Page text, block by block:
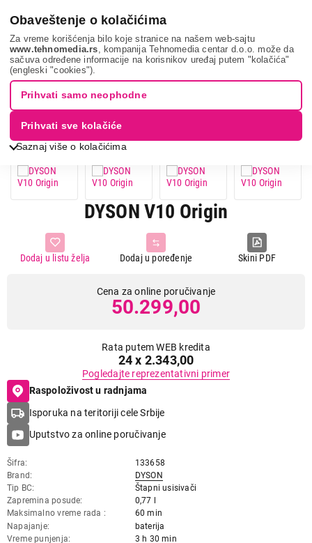
Obaveštenje o kolačićima
Za vreme korišćenja bilo koje stranice na našem web-sajtu
www.tehnomedia.rs , kompanija Tehnomedia centar d.o.o. može da
sačuva određene informacije na korisnikov uređaj putem "kolačića"
(engleski "cookies").
Saznaj više o kolačićima
Prihvati samo neophodne
Prihvati sve kolačiće
Mali kućni aparati Usisivači Štapni usisivači
Dyson v10
origi...
DYSON V10 Origin
Skini PDF
Dodaj u poređenje
Dodaj u listu želja
Cena za online poručivanje
50.299,00
Rata putem WEB kredita
24 x 2.343,00
Pogledajte reprezentativni primer
Raspoloživost u radnjama
Isporuka na teritoriji cele Srbije
Uputstvo za online poručivanje
Šifra
133658
Brand
DYSON
Tip BC
Štapni usisivači
Zapremina posude
0,77 l
Maksimalno vreme rada
60 min
Napajanje
baterija
Vreme punjenja
3 h 30 min